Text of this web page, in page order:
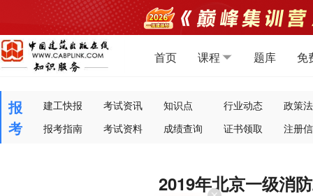
首页 课程 题库 免
报
考
建工快报 考试资讯 知识点 行业动态
政策
报考指南
考试资料 成绩查询 证书领取 注册
2019年北京一级消